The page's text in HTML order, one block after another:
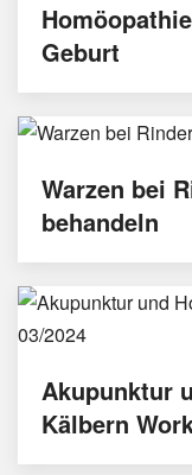
Geburt
Warzen bei
behandeln
Akupunktur
Kälbern